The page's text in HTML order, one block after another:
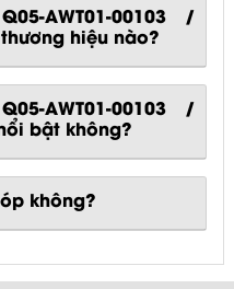
AWT01-00103 /
hiệu nào?
AWT01-00103 /
bật không?
không?